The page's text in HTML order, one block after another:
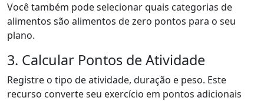
Você também pode selecionar quais categorias de
alimentos são alimentos de zero pontos para o seu
plano.
3. Calcular Pontos de Atividade
Registre o tipo de atividade, duração e peso. Este
recurso converte seu exercício em pontos adicionais